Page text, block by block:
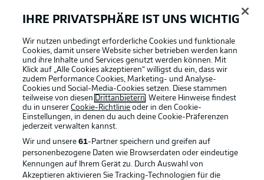
Rennen um Europa spitzt sich zu
Das sagt Urs Fischer
"Ich glaube nicht, dass uns der Erfolg nach dem Sieg
gegen Leipzig zu Kopf steigt. Ich freue mich, wenn die
Mannschaft gute Leistungen zeigt, aber ich zähle nicht
die Siege in Folge. Wichtig wird sein, dass wir unsere
Spielweise auf den Platz bekommen und nicht davon
abweichen."
IHRE PRIVATSPHÄRE IST UNS WICHTIG
Wir nutzen unbedingt erforderliche Cookies und funktionale
Cookies, damit unsere Website sicher betrieben werden kann
und ihre Inhalte und Services genutzt werden können. Mit
Klick auf „Alle Cookies akzeptieren“ willigst du ein, dass wir
zudem Performance Cookies, Marketing- und Analyse-
Cookies und Social-Media-Cookies setzen. Diese stammen
teilweise von diesen Drittanbietern. Weitere Hinweise findest
du in unsererCookie-Richtlinie oder in den Cookie-
Einstellungen, in denen du auch deine Cookie-Präferenzen
jederzeit verwalten kannst.
Wir und unsere61-Partner speichern und greifen auf
personenbezogene Daten wie Browserdaten oder eindeutige
Kennungen auf Ihrem Gerät zu. Durch Auswahl von
Akzeptieren aktivieren Sie Tracking-Technologien für die